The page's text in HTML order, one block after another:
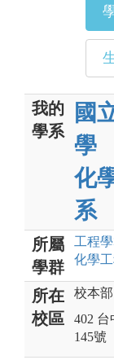
我的
學系
國
學
化
系
所屬
學群
工程
化學
所在
校區
校本部
402
145號